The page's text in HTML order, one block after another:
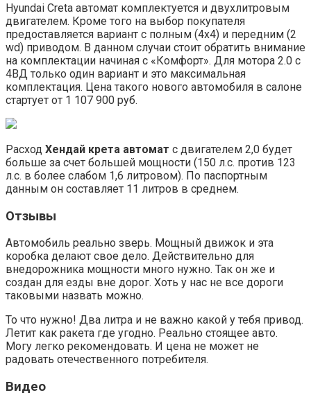
Hyundai Creta автомат комплектуется и двухлитровым
двигателем. Кроме того на выбор покупателя
предоставляется вариант с полным (4х4) и передним (2
wd) приводом. В данном случаи стоит обратить внимание
на комплектации начиная с «Комфорт». Для мотора 2.0 с
4ВД только один вариант и это максимальная
комплектация. Цена такого нового автомобиля в салоне
стартует от 1 107 900 руб.
Расход Хендай крета автомат с двигателем 2,0 будет
больше за счет большей мощности (150 л.с. против 123
л.с. в более слабом 1,6 литровом). По паспортным
данным он составляет 11 литров в среднем.
Отзывы
Автомобиль реально зверь. Мощный движок и эта
коробка делают свое дело. Действительно для
внедорожника мощности много нужно. Так он же и
создан для езды вне дорог. Хоть у нас не все дороги
таковыми назвать можно.
То что нужно! Два литра и не важно какой у тебя привод.
Летит как ракета где угодно. Реально стоящее авто.
Могу легко рекомендовать. И цена не может не
радовать отечественного потребителя.
Видео